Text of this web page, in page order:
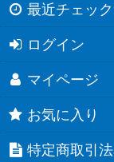
最近チェッ
ログイン
マイページ
お気に入り
特定商取引